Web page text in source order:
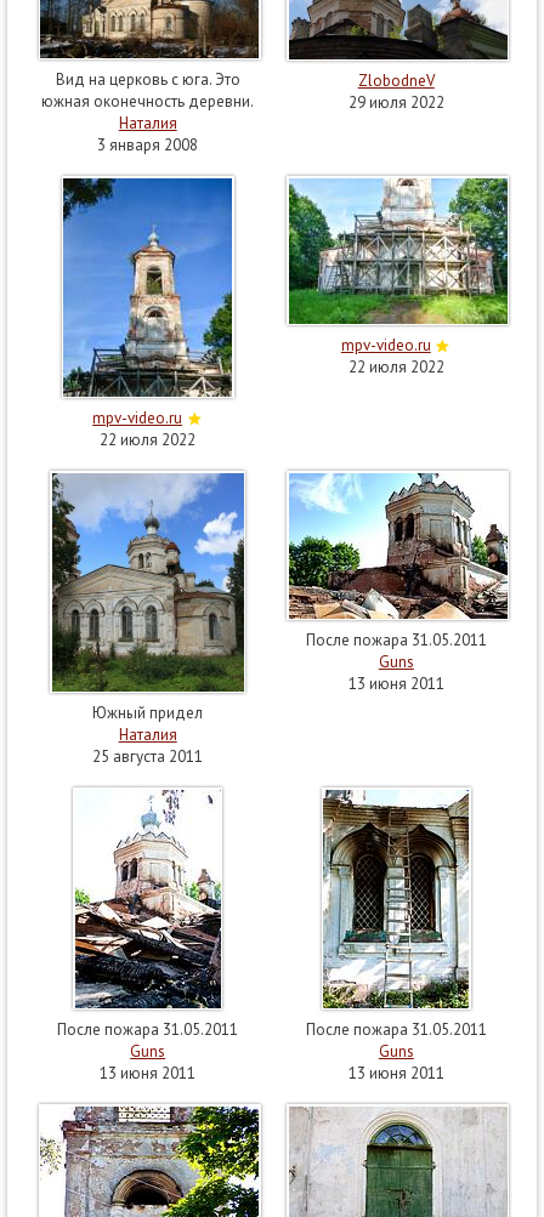
Вид на церковь с юга. Это
южная оконечность деревни.
Наталия
3 января 2008
ZlobodneV
29 июля 2022
mpv-video.ru
22 июля 2022
mpv-video.ru
22 июля 2022
Южный придел
Наталия
25 августа 2011
После пожара 31.05.2011
Guns
13 июня 2011
После пожара 31.05.2011
Guns
13 июня 2011
После пожара 31.05.2011
Guns
13 июня 2011